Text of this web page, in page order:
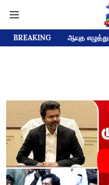
BREAKING ஆயுத எழுத்து